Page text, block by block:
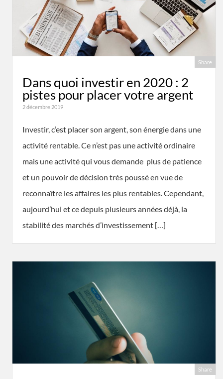
Share
Dans quoi investir en 2020 : 2
pistes pour placer votre argent
2 décembre 2019
Investir, c’est placer son argent, son énergie dans une
activité rentable. Ce n’est pas une activité ordinaire
mais une activité qui vous demande plus de patience
et un pouvoir de décision très poussé en vue de
reconnaître les affaires les plus rentables. Cependant,
aujourd’hui et ce depuis plusieurs années déjà, la
stabilité des marchés d’investissement […]
Share